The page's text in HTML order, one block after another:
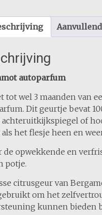
autoparfum
tot wel 3 maanden van
Dit geurtje bevat
achteruitkijkspiegel of
het flesje heen en
de opwekkende en
potje.
citrusgeur van
om het
kunnen bieden